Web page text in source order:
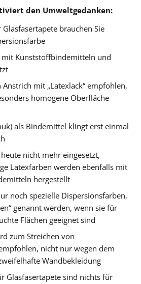
den Umweltgedanken:
brauchen Sie
Kunststoffbindemitteln und
mit „Latexlack“ empfohlen,
homogene Oberfläche
als Bindemittel klingt erst einmal
nicht mehr eingesetzt,
Latexfarben werden ebenfalls mit
hergestellt
noch spezielle Dispersionsfarben,
genannt werden, wenn sie für
Flächen geeignet sind
zum Streichen von
nicht nur wegen dem
Wandbekleidung
Glasfasertapete sind nichts für